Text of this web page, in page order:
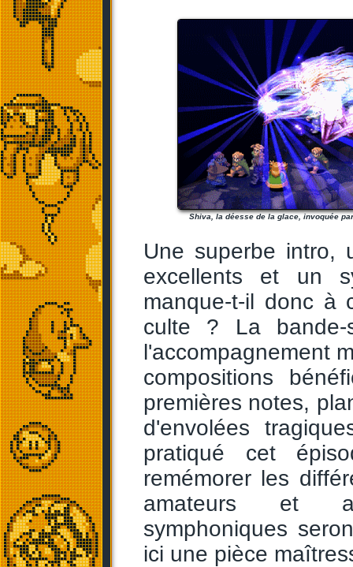
Shiva, la déesse de la glace, invoquée
Une superbe intro,
excellents et un
manque-t-il donc à
culte ? La bande-
l'accompagnement
compositions
premières notes,
d'envolées
pratiqué cet
remémorer les
amateurs et
symphoniques
ici une pièce